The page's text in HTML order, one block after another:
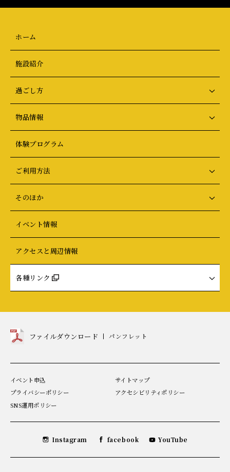
ホーム
施設紹介
過ごし方
物品情報
体験プログラム
ご利用方法
そのほか
イベント情報
アクセスと周辺情報
各種リンク
ファイルダウンロード
の
見
パンフレット
イベント申込
サイトマップ
プライバシーポリシー
アクセシビリティポリシー
SNS運用ポリシー
Instagram
見
facebookを
見
YouTube